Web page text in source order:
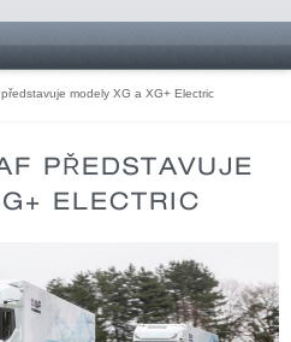
modely XG a XG+ Electric
PŘEDSTAVUJE
ELECTRIC